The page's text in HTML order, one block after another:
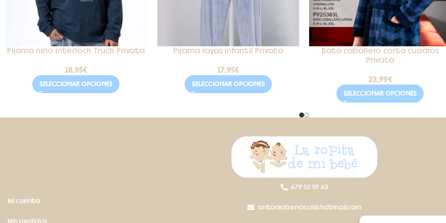
Pijama niño interlock Truck Privata
18,95€
SELECCIONAR OPCIONES
Pijama rayas infantil Privata
17,95€
SELECCIONAR OPCIONES
Bata caballero corta cuadros
Privata
23,99€
SELECCIONAR OPCIONES
Mi cuenta
Mis pedidos
679 53 59 63
antoniaberrocal@hotmail.com